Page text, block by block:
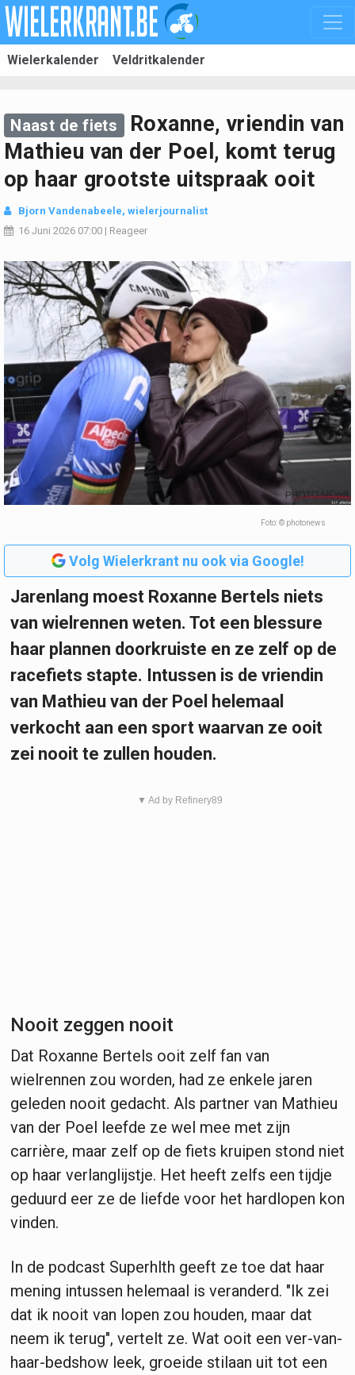
Wielerkalender Veldritkalender
Naast de fiets Roxanne, vriendin van
Mathieu van der Poel, komt terug
op haar grootste uitspraak ooit
Bjorn Vandenabeele, wielerjournalist
16 Juni 2026 07:00 | Reageer
Foto: © photonews
Volg Wielerkrant nu ook via Google!
Jarenlang moest Roxanne Bertels niets
van wielrennen weten. Tot een blessure
haar plannen doorkruiste en ze zelf op de
racefiets stapte. Intussen is de vriendin
van Mathieu van der Poel helemaal
verkocht aan een sport waarvan ze ooit
zei nooit te zullen houden.
▼ Ad by Refinery89
Nooit zeggen nooit
Dat Roxanne Bertels ooit zelf fan van
wielrennen zou worden, had ze enkele jaren
geleden nooit gedacht. Als partner van Mathieu
van der Poel leefde ze wel mee met zijn
carrière, maar zelf op de fiets kruipen stond niet
op haar verlanglijstje. Het heeft zelfs een tijdje
geduurd eer ze de liefde voor het hardlopen kon
vinden.
In de podcast Superhlth geeft ze toe dat haar
mening intussen helemaal is veranderd. "Ik zei
dat ik nooit van lopen zou houden, maar dat
neem ik terug", vertelt ze. Wat ooit een ver-van-
haar-bedshow leek, groeide stilaan uit tot een